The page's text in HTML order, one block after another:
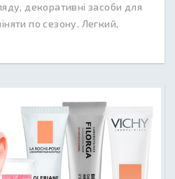
декоративні засоби для
по сезону. Легкий,